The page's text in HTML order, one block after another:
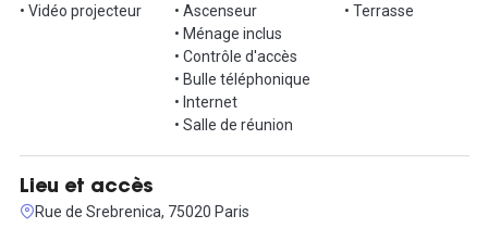
• Vidéo projecteur
• Ascenseur
• Ménage inclus
• Contrôle d'accès
• Bulle téléphonique
• Internet
• Salle de réunion
• Terrasse
Lieu et accès
Rue de Srebrenica, 75020 Paris